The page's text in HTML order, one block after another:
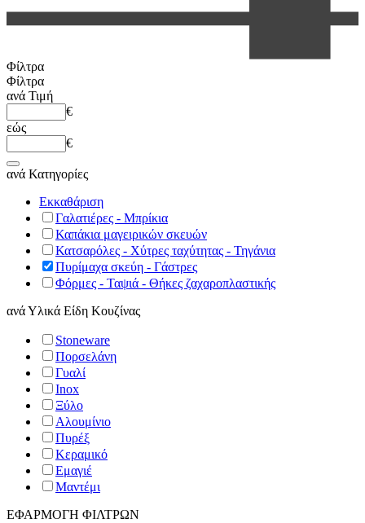
Φίλτρα
Φίλτρα
ανά Τιμή
€
εώς
€
ανά Κατηγορίες
Εκκαθάριση
Γαλατιέρες - Μπρίκια
Καπάκια μαγειρικών σκευών
Κατσαρόλες - Χύτρες ταχύτητας - Τηγάνια
Πυρίμαχα σκεύη - Γάστρες
Φόρμες - Ταψιά - Θήκες ζαχαροπλαστικής
ανάΥλικά Είδη Κουζίνας
Stoneware
Πορσελάνη
Γυαλί
Inox
Ξύλο
Αλουμίνιο
Πυρέξ
Κεραμικό
Εμαγιέ
Μαντέμι
ΕΦΑΡΜΟΓΗ ΦΙΛΤΡΩΝ